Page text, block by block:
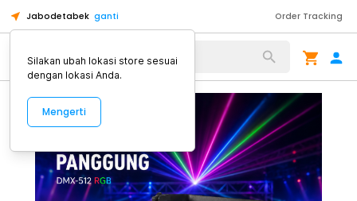
Jabodetabek ganti Order Tracking
Alat Kopi
Silakan ubah lokasi store sesuai
dengan lokasi Anda.
Mengerti